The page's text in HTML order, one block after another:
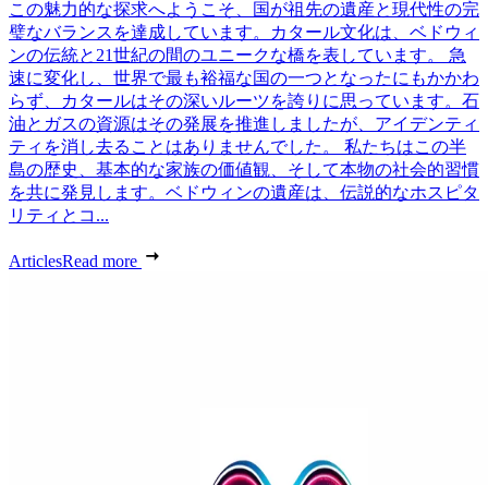
この魅力的な探求へようこそ、国が祖先の遺産と現代性の完
璧なバランスを達成しています。カタール文化は、ベドウィ
ンの伝統と21世紀の間のユニークな橋を表しています。 急
速に変化し、世界で最も裕福な国の一つとなったにもかかわ
らず、カタールはその深いルーツを誇りに思っています。石
油とガスの資源はその発展を推進しましたが、アイデンティ
ティを消し去ることはありませんでした。 私たちはこの半
島の歴史、基本的な家族の価値観、そして本物の社会的習慣
を共に発見します。ベドウィンの遺産は、伝説的なホスピタ
リティとコ...
ArticlesRead more